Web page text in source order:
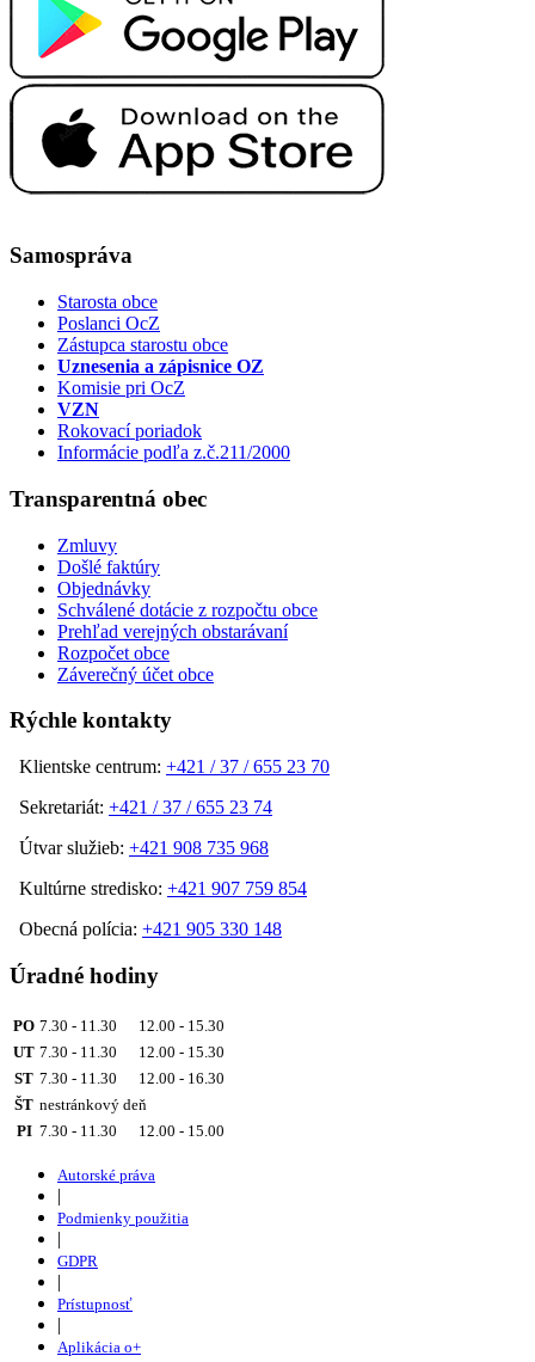
Samospráva
Starosta obce
Poslanci OcZ
Zástupca starostu obce
Uznesenia a zápisnice OZ
Komisie pri OcZ
VZN
Rokovací poriadok
Informácie podľa z.č.211/2000
Transparentná obec
Zmluvy
Došlé faktúry
Objednávky
Schválené dotácie z rozpočtu obce
Prehľad verejných obstarávaní
Rozpočet obce
Záverečný účet obce
Rýchle kontakty
Klientske centrum: +421 / 37 / 655 23 70
Sekretariát: +421 / 37 / 655 23 74
Útvar služieb: +421 908 735 968
Kultúrne stredisko: +421 907 759 854
Obecná polícia: +421 905 330 148
Úradné hodiny
PO 7.30 - 11.30 12.00 - 15.30
UT 7.30 - 11.30 12.00 - 15.30
ST 7.30 - 11.30 12.00 - 16.30
ŠT nestránkový deň
PI 7.30 - 11.30 12.00 - 15.00
Autorské práva
|
Podmienky použitia
|
GDPR
|
Prístupnosť
|
Aplikácia o+